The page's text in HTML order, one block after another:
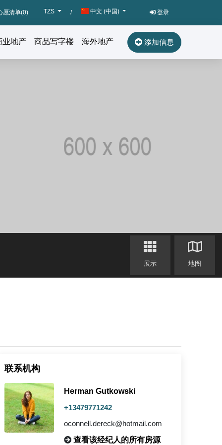
愿清单(0) TZS / 中文 (中国) 登录
业地产 商品写字楼 海外地产 添加信息
展示 地图
联系机构
Herman Gutkowski
+13479771242
oconnell.dereck@hotmail.com
查看该经纪人的所有房源